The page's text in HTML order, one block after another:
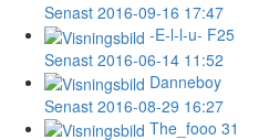
Senast 2016-09-16 17:47
-E-l-l-u- F25
Senast 2016-06-14 11:52
Danneboy
Senast 2016-08-29 16:27
The_fooo 31